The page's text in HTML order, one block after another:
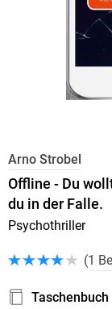
Arno Strobel
Offline - Du
du in der Falle.
Psychothriller
(1
Taschenbuch